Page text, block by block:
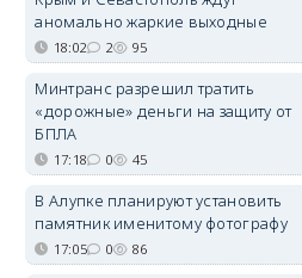
аномально жаркие выходные
18:02 2 95
Минтранс разрешил тратить
«дорожные» деньги на защиту от
БПЛА
17:18 0 45
В Алупке планируют установить
памятник именитому фотографу
17:05 0 86